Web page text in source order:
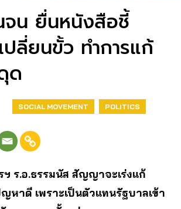
จน ยื่นหนังสือชี้
ปลี่ยนขั้ว ทำการแก้
ด
SOCIAL MOVEMENT POLITICS
ฯ ร.อ.ธรรมนัส สัญญาจะเร่งแก้
าดี เพราะเป็นตัวแทนรัฐบาลเข้า